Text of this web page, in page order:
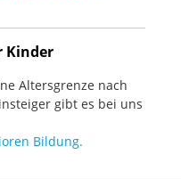
Kinder
Altersgrenze nach
gibt es bei uns
Bildung.